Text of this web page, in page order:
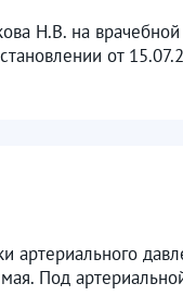
Н.В. на
от
Под